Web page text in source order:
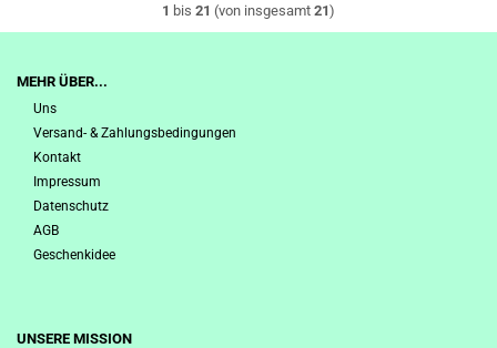
1 bis 21 (von insgesamt 21)
MEHR ÜBER...
Uns
Versand- & Zahlungsbedingungen
Kontakt
Impressum
Datenschutz
AGB
Geschenkidee
UNSERE MISSION